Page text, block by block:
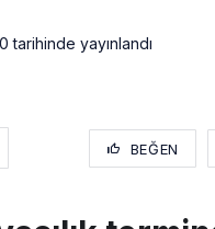
tarihinde yayınlandı
BEĞEN